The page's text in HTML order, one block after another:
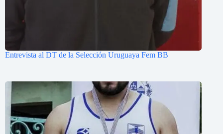
Entrevista al DT de la Selección Uruguaya Fem BB